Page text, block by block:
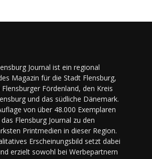
Journal ist ein regional
Magazin für die Stadt Flensburg,
Fördenland, den Kreis
und das südliche Dänemark.
von über 48.000 Exemplaren
Flensburg Journal zu den
Printmedien in dieser Region.
Erscheinungsbild setzt dabei
erzielt sowohl bei Werbepartnern